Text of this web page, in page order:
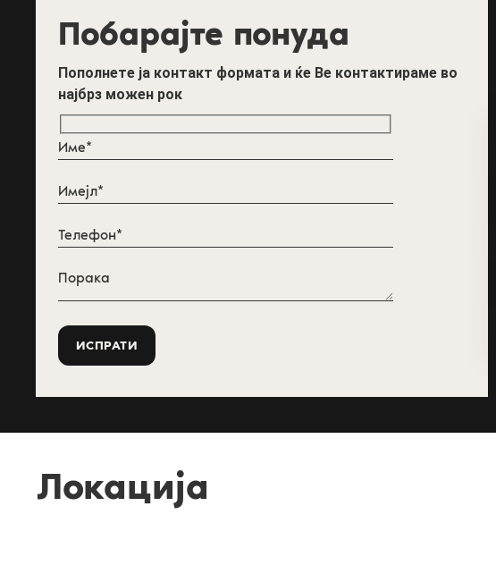
Побарајте понуда
Пополнете ја контакт формата и ќе Ве контактираме во
најбрз можен рок
Локација